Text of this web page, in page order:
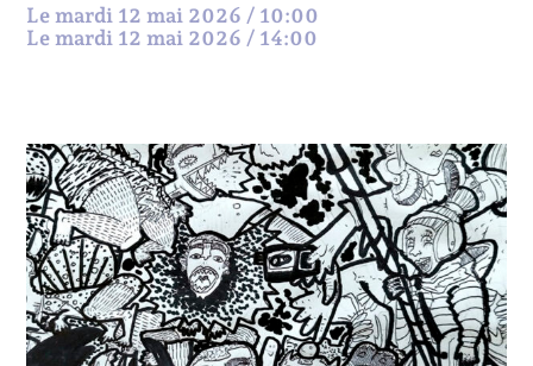
Le mardi 12 mai 2026 / 10:00
Le mardi 12 mai 2026 / 14:00